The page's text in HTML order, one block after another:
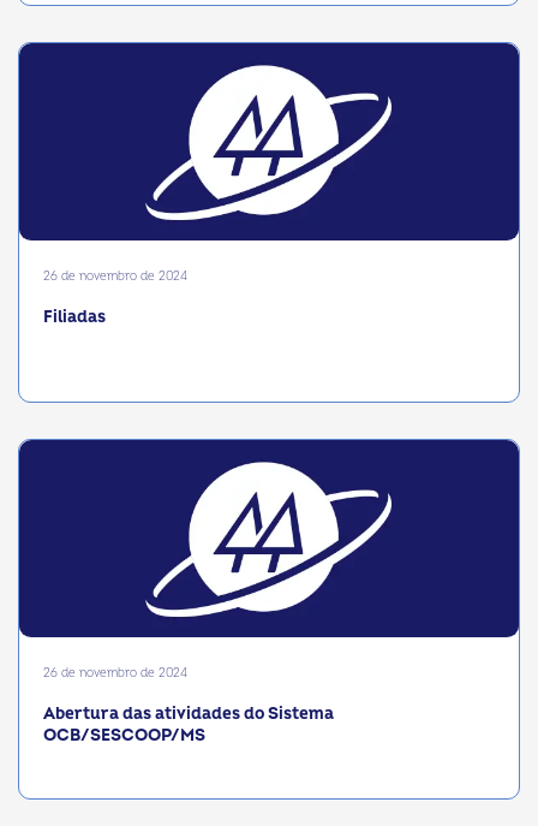
26 de novembro de 2024
Filiadas
26 de novembro de 2024
Abertura das atividades do Sistema
OCB/SESCOOP/MS